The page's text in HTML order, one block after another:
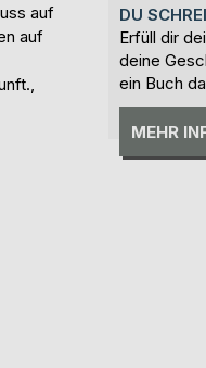
auf
auf
DU
Erfüll dir
deine
ein Buch
MEHR